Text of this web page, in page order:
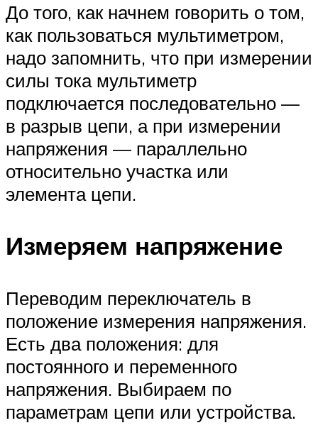
До того, как начнем говорить о том,
как пользоваться мультиметром,
надо запомнить, что при измерении
силы тока мультиметр
подключается последовательно —
в разрыв цепи, а при измерении
напряжения — параллельно
относительно участка или
элемента цепи.
Измеряем напряжение
Переводим переключатель в
положение измерения напряжения.
Есть два положения: для
постоянного и переменного
напряжения. Выбираем по
параметрам цепи или устройства.